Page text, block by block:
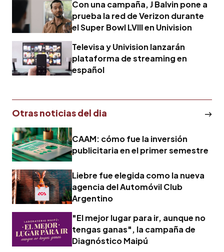
Con una campaña, J Balvin pone a
prueba la red de Verizon durante
el Super Bowl LVIII en Univision
Televisa y Univision lanzarán
plataforma de streaming en
español
Otras noticias del dia
CAAM: cómo fue la inversión
publicitaria en el primer semestre
Liebre fue elegida como la nueva
agencia del Automóvil Club
Argentino
"El mejor lugar para ir, aunque no
tengas ganas", la campaña de
Diagnóstico Maipú